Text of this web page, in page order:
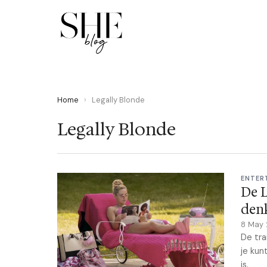
Home › Legally Blonde
Legally Blonde
De
8 May
De
je
is.